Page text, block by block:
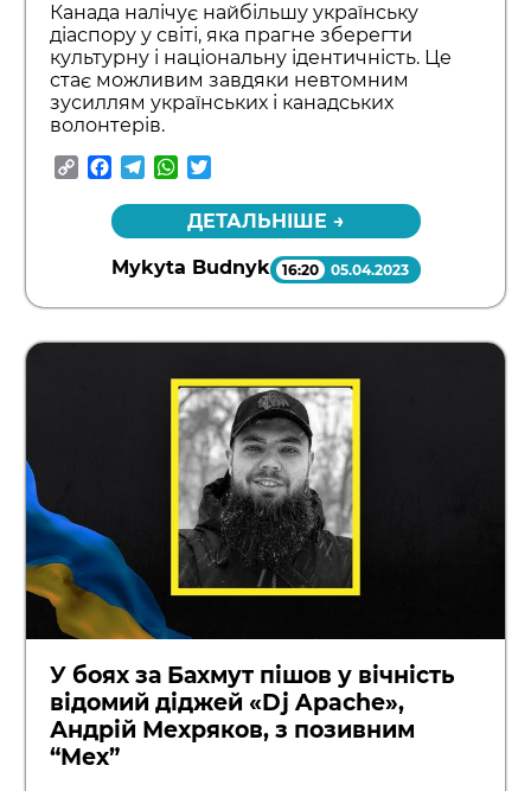
Канада налічує найбільшу українську
діаспору у світі, яка прагне зберегти
культурну і національну ідентичність. Це
стає можливим завдяки невтомним
зусиллям українських і канадських
волонтерів.
CopyFacebook
TelegramWhatsApp
ДЕТАЛЬНІШЕ →
Mykyta Budnyk 16:20 05.04.2023
У боях за Бахмут пішов у вічність
відомий діджей «Dj Apache»,
Андрій Мехряков, з позивним
“Mex”